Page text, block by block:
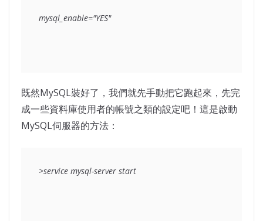
mysql_enable="YES"
既然MySQL裝好了，我們就先手動把它跑起來，先完
成一些資料庫使用者的帳號之類的設定吧！這是啟動
MySQL伺服器的方法：
>service mysql-server start